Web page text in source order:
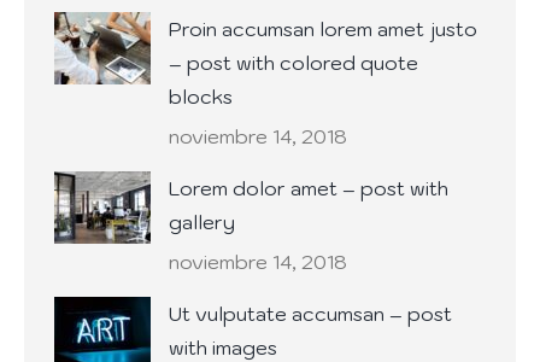
Proin accumsan lorem amet justo
– post with colored quote
blocks
noviembre 14, 2018
Lorem dolor amet – post with
gallery
noviembre 14, 2018
Ut vulputate accumsan – post
with images